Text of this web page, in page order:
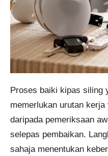
Proses baiki kipas siling
memerlukan urutan
daripada pemeriksaan
selepas pembaikan.
sahaja menentukan